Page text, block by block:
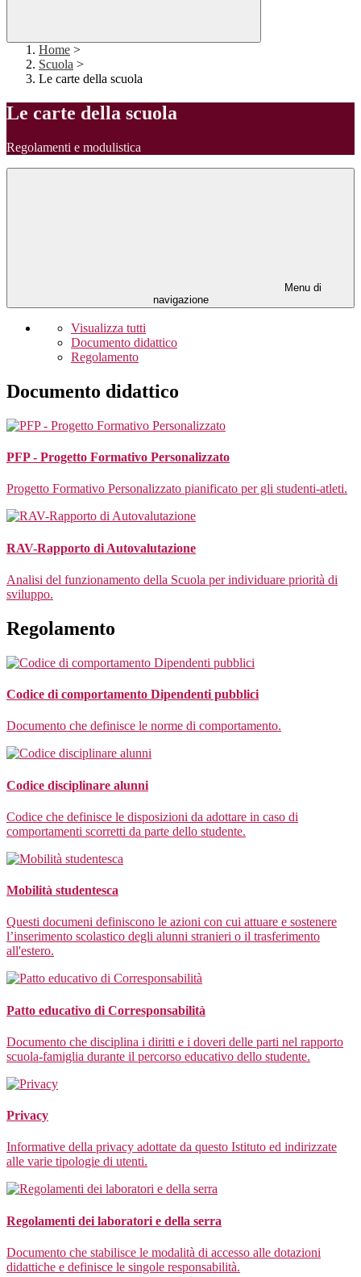
Home >
Scuola >
Le carte della scuola
Le carte della scuola
Regolamenti e modulistica
Menu di
navigazione
Visualizza tutti
Documento didattico
Regolamento
Documento didattico
PFP - Progetto Formativo Personalizzato
Progetto Formativo Personalizzato pianificato per gli studenti-atleti.
RAV-Rapporto di Autovalutazione
Analisi del funzionamento della Scuola per individuare priorità di
sviluppo.
Regolamento
Codice di comportamento Dipendenti pubblici
Documento che definisce le norme di comportamento.
Codice disciplinare alunni
Codice che definisce le disposizioni da adottare in caso di
comportamenti scorretti da parte dello studente.
Mobilità studentesca
Questi documeni definiscono le azioni con cui attuare e sostenere
l’inserimento scolastico degli alunni stranieri o il trasferimento
all'estero.
Patto educativo di Corresponsabilità
Documento che disciplina i diritti e i doveri delle parti nel rapporto
scuola-famiglia durante il percorso educativo dello studente.
Privacy
Informative della privacy adottate da questo Istituto ed indirizzate
alle varie tipologie di utenti.
Regolamenti dei laboratori e della serra
Documento che stabilisce le modalità di accesso alle dotazioni
didattiche e definisce le singole responsabilità.